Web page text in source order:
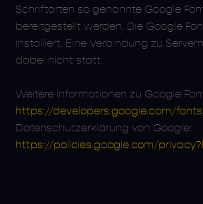
Schriftarten so genannte Google
bereitgestellt werden. Die Google
installiert. Eine Verbindung zu
dabei nicht statt.
Weitere Informationen zu Google
https://developers.google.com/
Datenschutzerklärung von Google:
https://policies.google.com/